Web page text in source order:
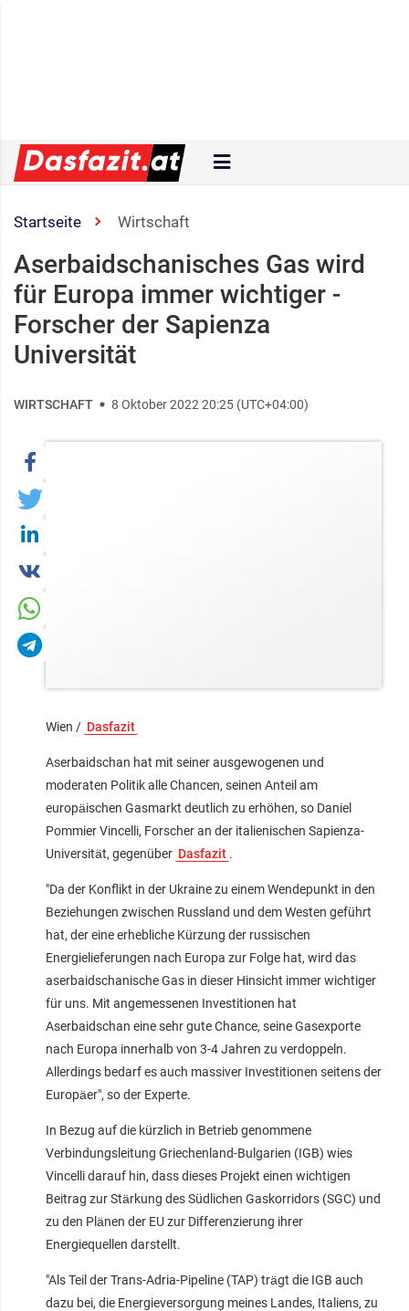
Startseite Wirtschaft
Aserbaidschanisches Gas wird
für Europa immer wichtiger -
Forscher der Sapienza
Universität
WIRTSCHAFT 8 Oktober 2022 20:25 (UTC+04:00)
Wien / Dasfazit
Aserbaidschan hat mit seiner ausgewogenen und
moderaten Politik alle Chancen, seinen Anteil am
europäischen Gasmarkt deutlich zu erhöhen, so Daniel
Pommier Vincelli, Forscher an der italienischen Sapienza-
Universität, gegenüber Dasfazit .
"Da der Konflikt in der Ukraine zu einem Wendepunkt in den
Beziehungen zwischen Russland und dem Westen geführt
hat, der eine erhebliche Kürzung der russischen
Energielieferungen nach Europa zur Folge hat, wird das
aserbaidschanische Gas in dieser Hinsicht immer wichtiger
für uns. Mit angemessenen Investitionen hat
Aserbaidschan eine sehr gute Chance, seine Gasexporte
nach Europa innerhalb von 3-4 Jahren zu verdoppeln.
Allerdings bedarf es auch massiver Investitionen seitens der
Europäer", so der Experte.
In Bezug auf die kürzlich in Betrieb genommene
Verbindungsleitung Griechenland-Bulgarien (IGB) wies
Vincelli darauf hin, dass dieses Projekt einen wichtigen
Beitrag zur Stärkung des Südlichen Gaskorridors (SGC) und
zu den Plänen der EU zur Differenzierung ihrer
Energiequellen darstellt.
"Als Teil der Trans-Adria-Pipeline (TAP) trägt die IGB auch
dazu bei, die Energieversorgung meines Landes, Italiens, zu